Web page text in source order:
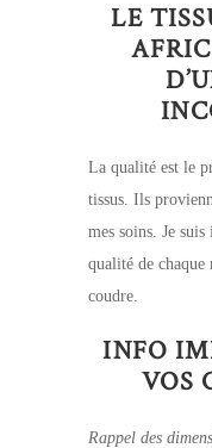
LE
La qualité est le
tissus. Ils
mes soins. Je
qualité de
coudre.
INFO
VOS
Rappel des